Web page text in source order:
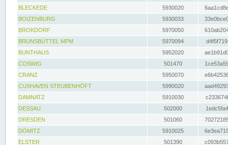
BLECKEDE
5930020
BOIZENBURG
5930033
BROKDORF
5970050
BRUNSBÜTTEL MPM
5970094
BUNTHAUS
5952020
COSWIG
501470
CRANZ
5950070
CUXHAVEN STEUBENHÖFT
5990020
DAMNATZ
5910030
DESSAU
502000
DRESDEN
501060
DÖMITZ
5910025
ELSTER
501390